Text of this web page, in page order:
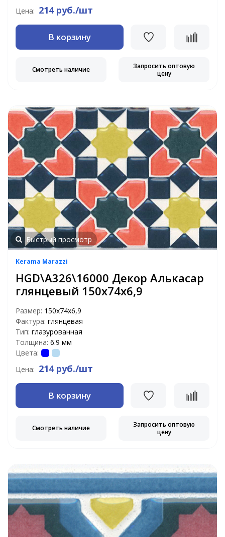
Цена: 214 руб./шт
В корзину
Смотреть наличие
Запросить оптовую
цену
Быстрый просмотр
Kerama Marazzi
HGD\A326\16000 Декор Алькасар
глянцевый 150х74х6,9
Размер: 150х74х6,9
Фактура: глянцевая
Тип: глазурованная
Толщина: 6.9 мм
Цвета:
Цена: 214 руб./шт
В корзину
Смотреть наличие
Запросить оптовую
цену